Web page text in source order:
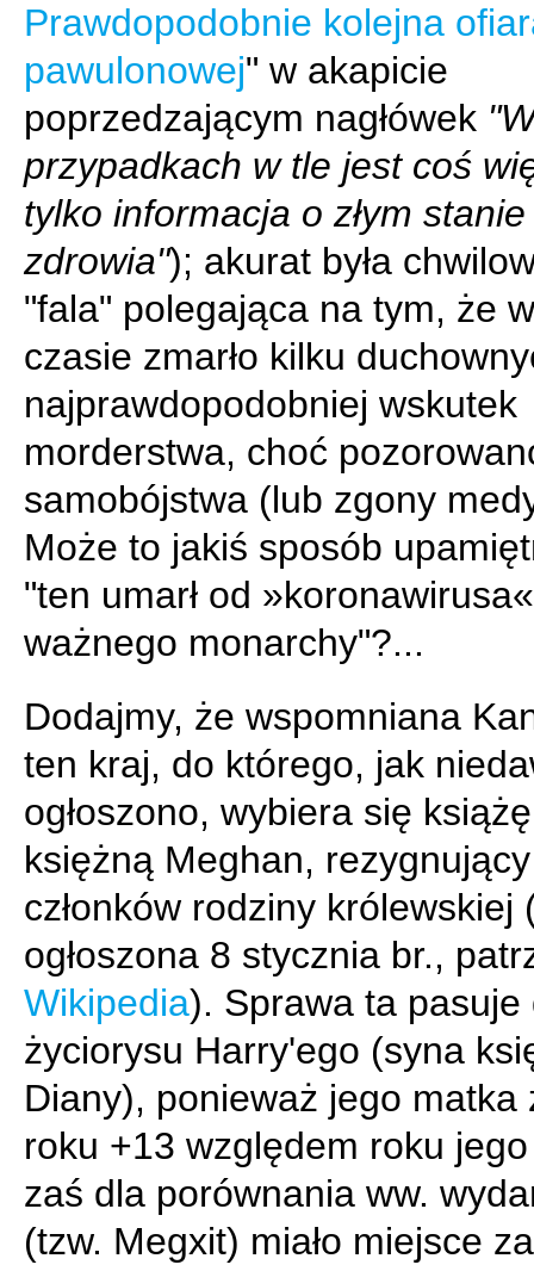
Prawdopodobnie kolejna
pawulonowej" w akapicie
poprzedzającym nagłówek
przypadkach w tle jest coś
tylko informacja o złym stanie
zdrowia"); akurat była
"fala" polegająca na tym, że
czasie zmarło kilku
najprawdopodobniej wskutek
morderstwa, choć
samobójstwa (lub zgony
Może to jakiś sposób
"ten umarł od
ważnego monarchy"?...
Dodajmy, że wspomniana
ten kraj, do którego, jak
ogłoszono, wybiera się
księżną Meghan,
członków rodziny królewskiej
ogłoszona 8 stycznia br.,
Wikipedia). Sprawa ta pasuje
życiorysu Harry'ego (syna
Diany), ponieważ jego matka
roku +13 względem roku
zaś dla porównania ww.
(tzw. Megxit) miało miejsce